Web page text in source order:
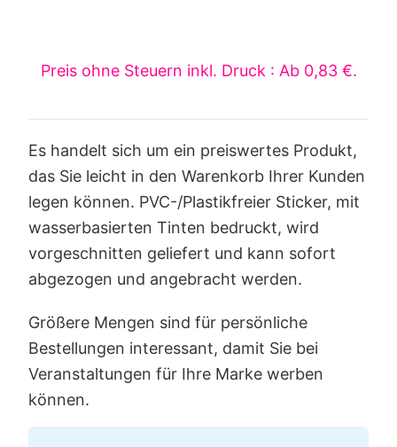
Preis ohne Steuern inkl. Druck : Ab 0,83 €.
Es handelt sich um ein preiswertes Produkt,
das Sie leicht in den Warenkorb Ihrer Kunden
legen können. PVC-/Plastikfreier Sticker, mit
wasserbasierten Tinten bedruckt, wird
vorgeschnitten geliefert und kann sofort
abgezogen und angebracht werden.
Größere Mengen sind für persönliche
Bestellungen interessant, damit Sie bei
Veranstaltungen für Ihre Marke werben
können.